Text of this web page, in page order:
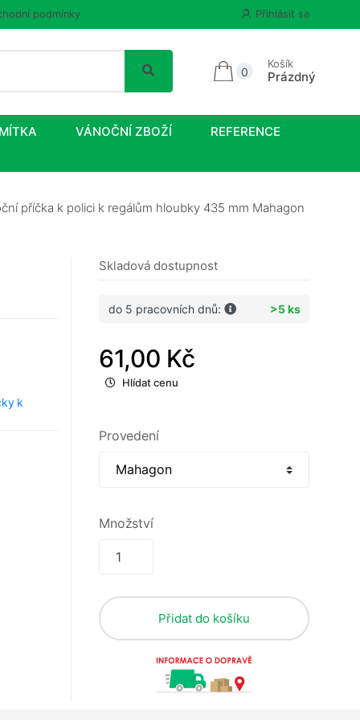
podmínky Přihlásit se
0
Košík
Prázdný
VÁNOČNÍ ZBOŽÍ
REFERENCE
příčka k polici k regálům hloubky 435 mm Mahagon
k
Skladová dostupnost
do 5 pracovních dnů: >5 ks
61,00 Kč
Hlídat cenu
Provedení
Množství
Přidat do košíku